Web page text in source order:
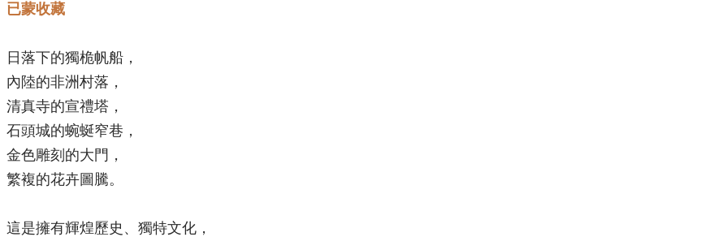
已蒙收藏
日落下的獨桅帆船，
內陸的非洲村落，
清真寺的宣禮塔，
石頭城的蜿蜒窄巷，
金色雕刻的大門，
繁複的花卉圖騰。
這是擁有輝煌歷史、獨特文化，